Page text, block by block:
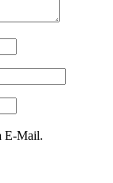
E-Mail.